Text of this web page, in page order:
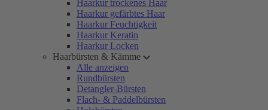
Haarkur trockenes Haar
Haarkur gefärbtes Haar
Haarkur Feuchtigkeit
Haarkur Keratin
Haarkur Locken
Haarbürsten & Kämme
Alle anzeigen
Rundbürsten
Detangler-Bürsten
Flach- & Paddelbürsten